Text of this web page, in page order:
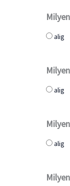
alig
alig
alig